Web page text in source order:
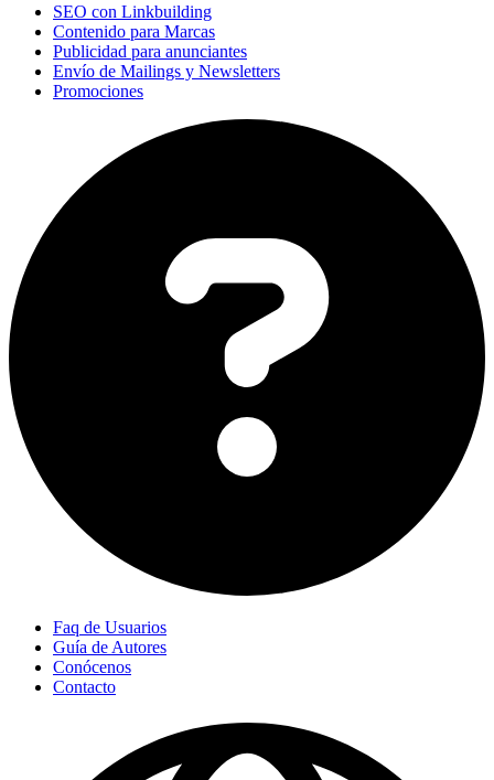
SEO con Linkbuilding
Contenido para Marcas
Publicidad para anunciantes
Envío de Mailings y Newsletters
Promociones
Faq de Usuarios
Guía de Autores
Conócenos
Contacto